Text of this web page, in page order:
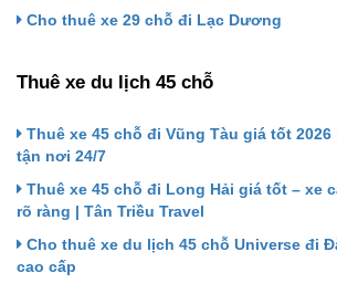
Cho thuê xe 29 chỗ đi Lạc Dương
Thuê xe du lịch 45 chỗ
Thuê xe 45 chỗ đi Vũng Tàu giá tốt
tận nơi 24/7
Thuê xe 45 chỗ đi Long Hải giá tốt – xe
rõ ràng | Tân Triều Travel
Cho thuê xe du lịch 45 chỗ Universe đi
cao cấp